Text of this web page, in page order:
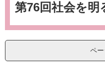
第76回社会を明
ペ